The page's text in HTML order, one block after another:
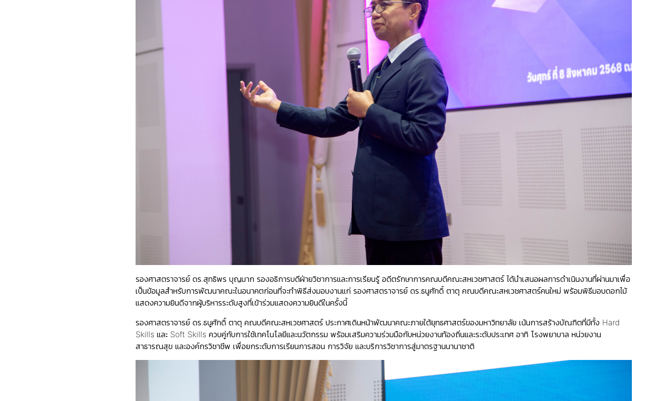
รองศาสตราจารย์ ดร.สุทธิพร บุญมาก รองอธิการบดีฝ่ายวิชาการและการเรียนรู้ อดีตรักษาการคณบดีคณะสหเวชศาสตร์ ได้นำเสนอผลการดำเนินงานที่ผ่านมาเพื่อ
เป็นข้อมูลสำหรับการพัฒนาคณะในอนาคตก่อนที่จะทำพิธีส่งมอบงานแก่ รองศาสตราจารย์ ดร.ธนูศักดิ์ ตาตุ คณบดีคณะสหเวชศาสตร์คนใหม่ พร้อมพิธีมอบดอกไม้
แสดงความยินดีจากผู้บริหารระดับสูงที่เข้าร่วมแสดงความยินดีในครั้งนี้
รองศาสตราจารย์ ดร.ธนูศักดิ์ ตาตุ คณบดีคณะสหเวชศาสตร์ ประกาศเดินหน้าพัฒนาคณะภายใต้ยุทธศาสตร์ของมหาวิทยาลัย เน้นการสร้างบัณฑิตที่มีทั้ง Hard
Skills และ Soft Skills ควบคู่กับการใช้เทคโนโลยีและนวัตกรรม พร้อมเสริมความร่วมมือกับหน่วยงานท้องถิ่นและระดับประเทศ อาทิ โรงพยาบาล หน่วยงาน
สาธารณสุข และองค์กรวิชาชีพ เพื่อยกระดับการเรียนการสอน การวิจัย และบริการวิชาการสู่มาตรฐานนานาชาติ